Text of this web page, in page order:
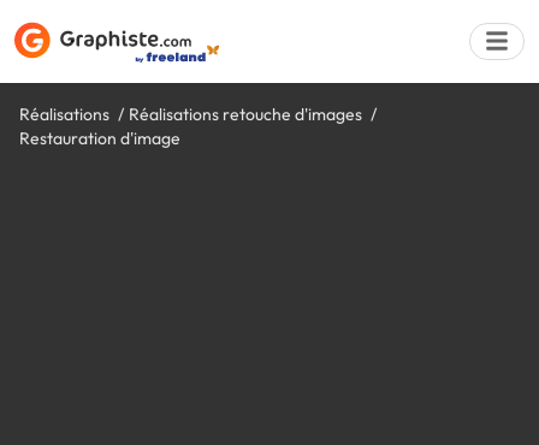
Réalisations
Réalisations retouche d'images
Restauration d'image